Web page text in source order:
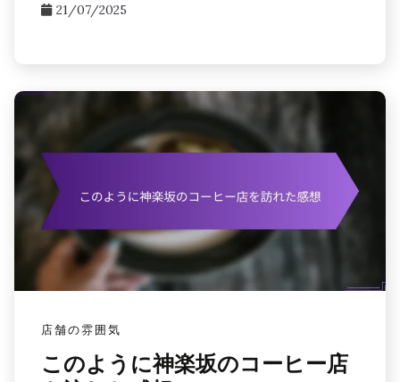
21/07/2025
店舗の雰囲気
このように神楽坂のコーヒー店